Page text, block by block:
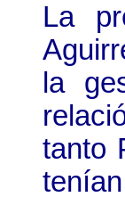
La
la
tanto